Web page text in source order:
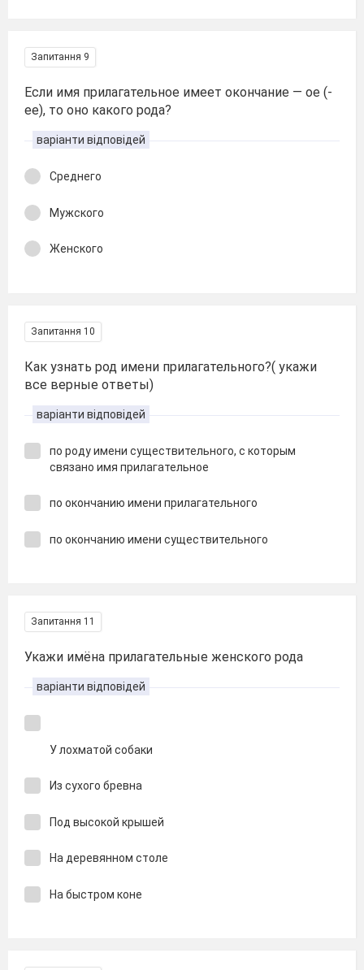
Запитання 9
Если имя прилагательное имеет окончание — ое (-
ее), то оно какого рода?
варіанти відповідей
Среднего
Мужского
Женского
Запитання 10
Как узнать род имени прилагательного?( укажи
все верные ответы)
варіанти відповідей
по роду имени существительного, с которым
связано имя прилагательное
по окончанию имени прилагательного
по окончанию имени существительного
Запитання 11
Укажи имёна прилагательные женского рода
варіанти відповідей
У лохматой собаки
Из сухого бревна
Под высокой крышей
На деревянном столе
На быстром коне